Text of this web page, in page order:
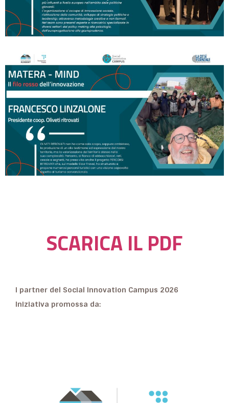
SCARICA IL PDF
I partner del Social Innovation Campus 2026
Iniziativa promossa da: